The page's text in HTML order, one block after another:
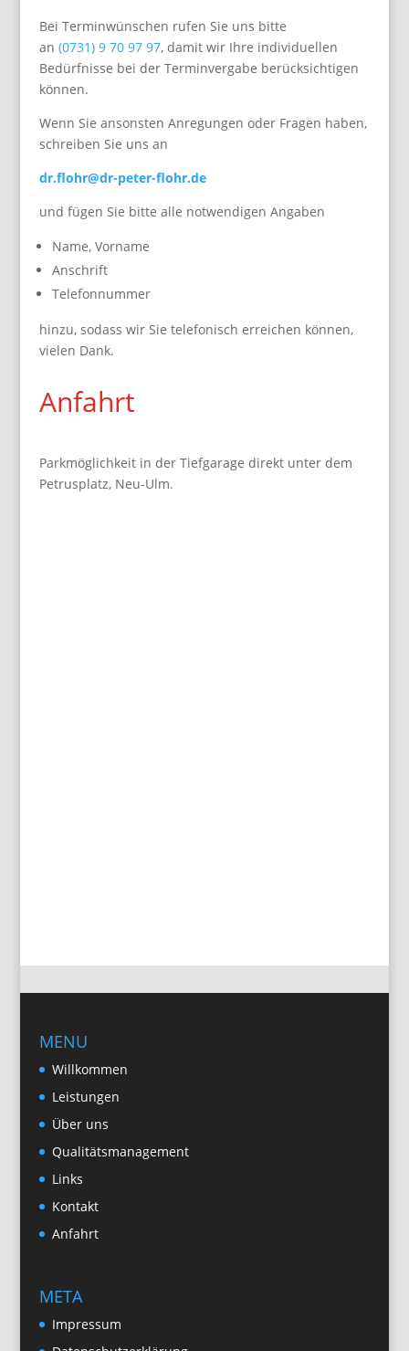
Bei Terminwünschen rufen Sie uns bitte
an (0731) 9 70 97 97, damit wir Ihre individuellen
Bedürfnisse bei der Terminvergabe berücksichtigen
können.
Wenn Sie ansonsten Anregungen oder Fragen haben,
schreiben Sie uns an
dr.flohr@dr-peter-flohr.de
und fügen Sie bitte alle notwendigen Angaben
Name, Vorname
Anschrift
Telefonnummer
hinzu, sodass wir Sie telefonisch erreichen können,
vielen Dank.
Anfahrt
Parkmöglichkeit in der Tiefgarage direkt unter dem
Petrusplatz, Neu-Ulm.
MENU
Willkommen
Leistungen
Über uns
Qualitätsmanagement
Links
Kontakt
Anfahrt
META
Impressum